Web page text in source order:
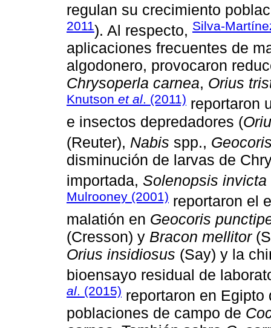
regulan su crecimiento
2011). Al respecto, Silva-
aplicaciones frecuentes de
algodonero, provocaron
Chrysoperla carnea, Orius
Knutson et al. (2011) reportaron
e insectos depredadores (
(Reuter), Nabis spp.,
disminución de larvas de
importada, Solenopsis invicta
Mulrooney (2001) reportaron el
malatión en Geocoris
(Cresson) y Bracon mellitor
Orius insidiosus (Say) y la
bioensayo residual de
al. (2015) reportaron en
poblaciones de campo de